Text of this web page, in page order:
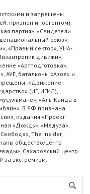
и запрещены
признан иноагентом),
партия», «Свидетели
союз»,
«Правый сектор», УНА-
дивижн»,
«Артподготовка»,
АУЕ, батальоны «Азов» и
«Движение
(ИГ, ИГИЛ),
«Аль-Каида в
В РФ признана
издания «Проект
«Дождь», «Медуза»,
The Insider,
общество/центр
Сахаровский центр.
экстремизм.